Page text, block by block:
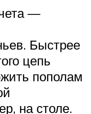
—
Быстрее
цепь
пополам
на столе.